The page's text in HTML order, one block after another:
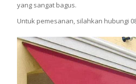
yang sangat bagus.
Untuk pemesanan, silahkan hubungi